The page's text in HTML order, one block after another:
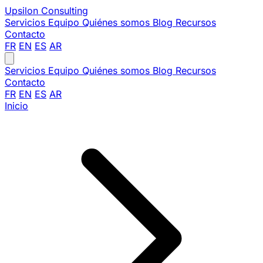
Upsilon Consulting
Servicios Equipo Quiénes somos Blog Recursos
Contacto
FR EN ES AR
Servicios Equipo Quiénes somos Blog Recursos
Contacto
FR EN ES AR
Inicio